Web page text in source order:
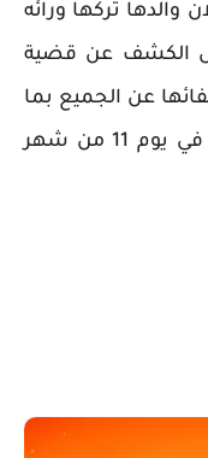
والدها تركها ورائه
الكشف عن قضية
عن الجميع بما
فيهم والدها. الموسم الثاني قادم في يوم 11 من شهر